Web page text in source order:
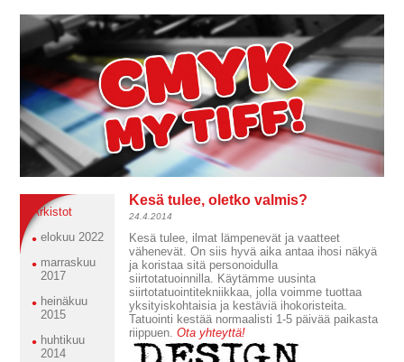
Kesä tulee, oletko valmis?
24.4.2014
Kesä tulee, ilmat lämpenevät ja vaatteet
vähenevät. On siis hyvä aika antaa ihosi näkyä
ja koristaa sitä personoidulla
siirtotatuoinnilla. Käytämme uusinta
siirtotatuointitekniikkaa, jolla voimme tuottaa
yksityiskohtaisia ja kestäviä ihokoristeita.
Tatuointi kestää normaalisti 1-5 päivää paikasta
riippuen.Ota yhteyttä!
Arkistot
elokuu 2022
marraskuu
2017
heinäkuu
2015
huhtikuu
2014